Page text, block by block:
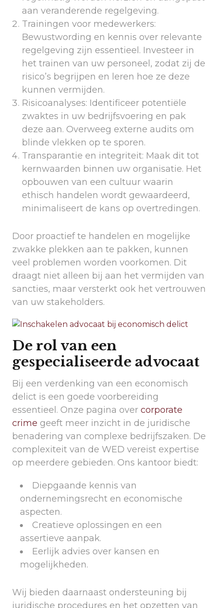
aan veranderende regelgeving.
Trainingen voor medewerkers:
Bewustwording en kennis over relevante
regelgeving zijn essentieel. Investeer in
het trainen van uw personeel, zodat zij de
risico’s begrijpen en leren hoe ze deze
kunnen vermijden.
Risicoanalyses: Identificeer potentiële
zwaktes in uw bedrijfsvoering en pak
deze aan. Overweeg externe audits om
blinde vlekken op te sporen.
Transparantie en integriteit: Maak dit tot
kernwaarden binnen uw organisatie. Het
opbouwen van een cultuur waarin
ethisch handelen wordt gewaardeerd,
minimaliseert de kans op overtredingen.
Door proactief te handelen en mogelijke
zwakke plekken aan te pakken, kunnen
veel problemen worden voorkomen. Dit
draagt niet alleen bij aan het vermijden van
sancties, maar versterkt ook het vertrouwen
van uw stakeholders.
De rol van een
gespecialiseerde advocaat
Bij een verdenking van een economisch
delict is een goede voorbereiding
essentieel. Onze pagina over corporate
crime geeft meer inzicht in de juridische
benadering van complexe bedrijfszaken. De
complexiteit van de WED vereist expertise
op meerdere gebieden. Ons kantoor biedt:
Diepgaande kennis van
ondernemingsrecht en economische
aspecten.
Creatieve oplossingen en een
assertieve aanpak.
Eerlijk advies over kansen en
mogelijkheden.
Wij bieden daarnaast ondersteuning bij
juridische procedures en het opzetten van